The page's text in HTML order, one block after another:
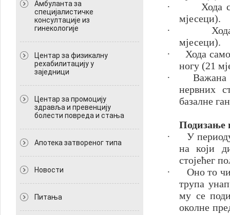
Амбуланта за
специјалистичке
консултације из
гинекологије
Центар за физикалну
рехабилитацију у
заједници
Центар за промоцију
здравља и превенцију
болести повреда и стања
Апотека затвореног типа
Новости
Питања
·
Хода
мјесеци).
·
мјесеци).
·
Хода
ногу (21
·
Важана
нервних
базалне
Подизање
·
У
на који
стојећег
·
Оно то
трупа
му се
околне